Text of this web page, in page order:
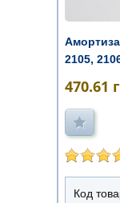
2105,
470.61
Код